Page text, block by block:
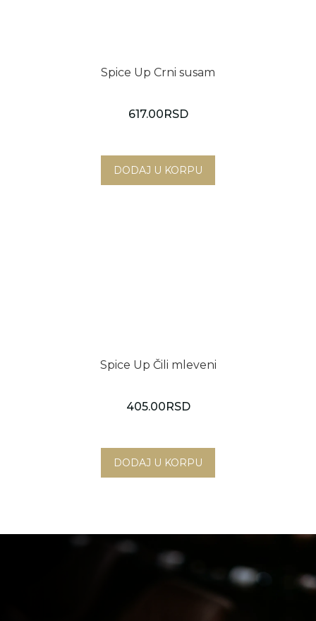
Spice Up Crni susam
617.00RSD
Spice Up Čili mleveni
405.00RSD